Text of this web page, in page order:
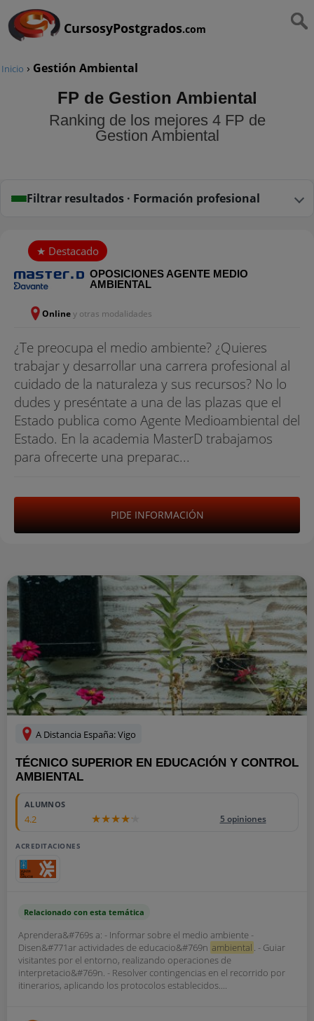
CursosyPostgrados.com
Inicio › Gestión Ambiental
FP de Gestion Ambiental
Ranking de los mejores 4 FP de
Gestion Ambiental
Filtrar resultados · Formación profesional
OPOSICIONES AGENTE MEDIO
AMBIENTAL
Onliney otras modalidades
¿Te preocupa el medio ambiente? ¿Quieres
trabajar y desarrollar una carrera profesional al
cuidado de la naturaleza y sus recursos? No lo
dudes y preséntate a una de las plazas que el
Estado publica como Agente Medioambiental del
Estado. En la academia MasterD trabajamos
para ofrecerte una preparac...
PIDE INFORMACIÓN
A Distancia España: Vigo
TÉCNICO SUPERIOR EN EDUCACIÓN Y CONTROL
AMBIENTAL
ALUMNOS
4.2 5 opiniones
ACREDITACIONES
Relacionado con esta temática
Aprendera&#769s a: - Informar sobre el medio ambiente -
Disen&#771ar actividades de educacio&#769n ambiental . - Guiar
visitantes por el entorno, realizando operaciones de
interpretacio&#769n. - Resolver contingencias en el recorrido por
itinerarios, aplicando los protocolos establecidos....